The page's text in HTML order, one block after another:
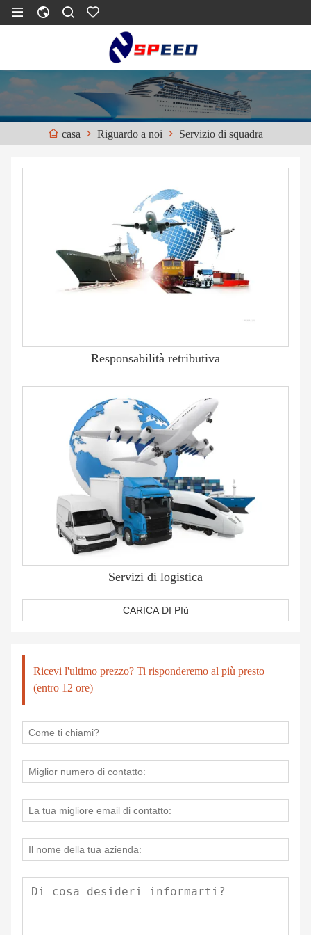
casa Riguardo a noi Servizio di squadra
Responsabilità retributiva
Servizi di logistica
CARICA DI PIù
Ricevi l'ultimo prezzo? Ti risponderemo al più presto
(entro 12 ore)